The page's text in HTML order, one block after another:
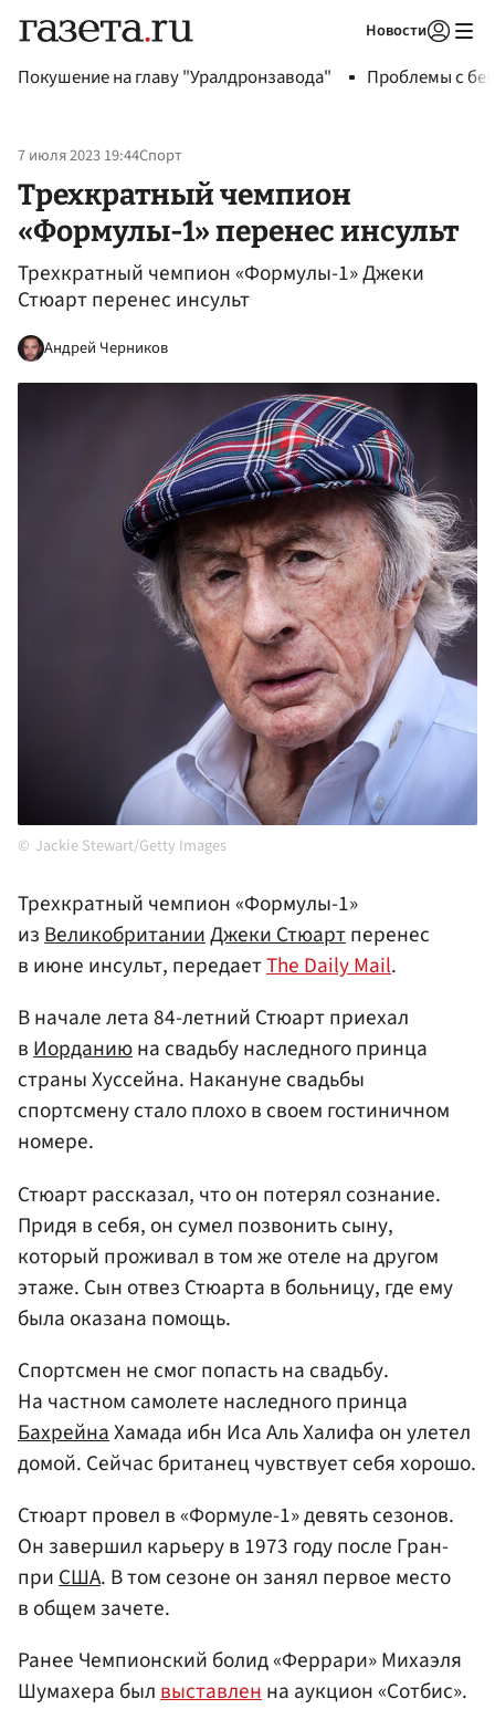
Новости
Покушение на главу "Уралдронзавода" Проблемы с
7 июля 2023 19:44Спорт
Трехкратный чемпион
«Формулы-1» перенес инсульт
Трехкратный чемпион «Формулы-1» Джеки
Стюарт перенес инсульт
Андрей Черников
Jackie Stewart/Getty Images
Трехкратный чемпион «Формулы-1»
изВеликобританииДжеки Стюартперенес
в июне инсульт, передаетThe Daily Mail.
В начале лета 84-летний Стюарт приехал
вИорданиюна свадьбу наследного принца
страны Хуссейна. Накануне свадьбы
спортсмену стало плохо в своем гостиничном
номере.
Стюарт рассказал, что он потерял сознание.
Придя в себя, он сумел позвонить сыну,
который проживал в том же отеле на другом
этаже. Сын отвез Стюарта в больницу, где ему
была оказана помощь.
Спортсмен не смог попасть на свадьбу.
На частном самолете наследного принца
БахрейнаХамада ибн Иса Аль Халифа он улетел
домой. Сейчас британец чувствует себя хорошо.
Стюарт провел в «Формуле-1» девять сезонов.
Он завершил карьеру в 1973 году после Гран-
приСША. В том сезоне он занял первое место
в общем зачете.
Ранее Чемпионский болид «Феррари» Михаэля
Шумахера былвыставленна аукцион «Сотбис».